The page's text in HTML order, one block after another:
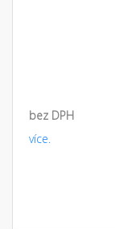
bez DPH
více.